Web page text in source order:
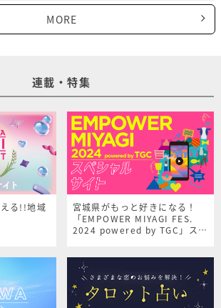
MORE
連載・特集
る!!地域
宮城県がもっと好きになる！
「EMPOWER MIYAGI FES.
2024 powered by TGC」スペ